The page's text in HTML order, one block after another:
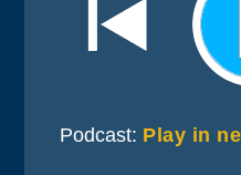
Podcast: Play in